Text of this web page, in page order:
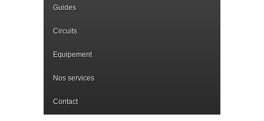
Guides
Circuits
Equipement
Nos services
Contact